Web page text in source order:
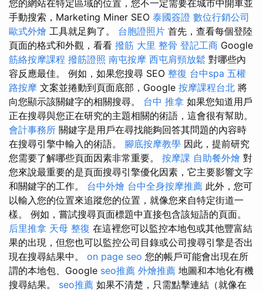
您的網站在特定區域的位置，您不一定需要在城市中開車並
手動搜索，Marketing Miner SEO 泰國簽證 數位行銷公司
歐式外燴 工具就足夠了。 台胞證照片 首先，查看每個登陸
頁面的格式和外觀，看看 撥筋 大里 整骨 登記工商 Google
筋絡按摩課程 撥筋證照 南屯按摩 西屯肩頸放鬆 對哪些內
容反應最佳。 例如，如果您搜尋 SEO 整復 台中spa 五權
路按摩 文案並捲動到頁面底部，Google 按摩課程台北 將
向您顯示該關鍵字的相關搜尋。 台中 推拿 如果您知道用戶
正在搜尋與您正在研究的主題相關的術語，這會很有幫助。
會計事務所 關鍵字是用戶在尋找能夠回答其問題的內容時
在搜尋引擎中輸入的術語。 腳底按摩教學 因此，提前研究
您需要了解哪些頁面因素非常重要。 按摩課 自助餐外燴 對
您來說最重要的是頁面搜尋引擎優化因素，它主要影響文字
和關鍵字的工作。 台中外燴 台中全身按摩推薦 此外，您可
以輸入您的位置來追蹤您的位置，就像您來自特定街道一
樣。 例如，嘗試搜尋頁面標題中直接包含該短語的頁面。
后里推拿 天母 整復 在這裡您可以監控本地包或其他豐富結
果的出現，但您也可以監控公司目錄或公司搜尋引擎是否出
現在搜尋結果中。 on page seo 您的帳戶可能會出現在所
謂的本地包、Google seo推薦 外燴推薦 地圖和本地化有機
搜尋結果。 seo推薦 如果不清楚，只需點擊連結（就像在